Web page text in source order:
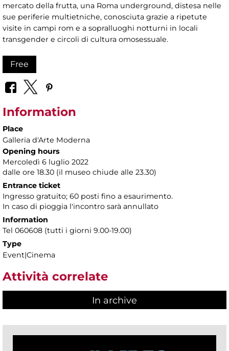
mercato della frutta, una Roma underground, distesa nelle
sue periferie multietniche, conosciuta grazie a ripetute
visite in campi rom e a sopralluoghi notturni in locali
transgender e circoli di cultura omosessuale.
Free
Information
Place
Galleria d'Arte Moderna
Opening hours
Mercoledì 6 luglio 2022
dalle ore 18.30 (il museo chiude alle 23.30)
Entrance ticket
Ingresso gratuito; 60 posti fino a esaurimento.
In caso di pioggia l'incontro sarà annullato
Information
Tel 060608 (tutti i giorni 9.00-19.00)
Type
Event|Cinema
Attività correlate
In archive